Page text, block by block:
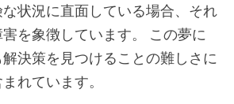
状況に直面している場合、それ
を象徴しています。 この夢に
決策を見つけることの難しさに
れています。